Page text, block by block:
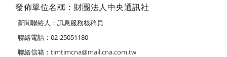
發佈單位名稱：財團法人中央通訊社
新聞聯絡人：訊息服務核稿員
聯絡電話：02-25051180
聯絡信箱： timtimcna@mail.cna.com.tw